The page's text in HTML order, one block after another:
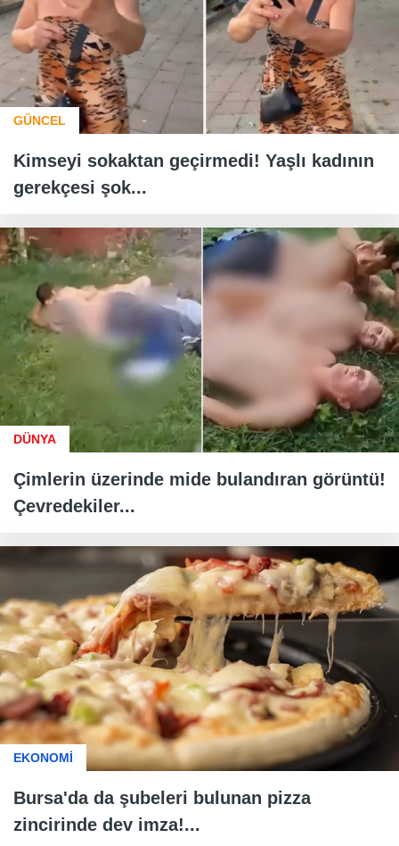
GÜNCEL
Kimseyi sokaktan geçirmedi! Yaşlı kadının
gerekçesi şok...
DÜNYA
Çimlerin üzerinde mide bulandıran görüntü!
Çevredekiler...
EKONOMİ
Bursa'da da şubeleri bulunan pizza
zincirinde dev imza!...